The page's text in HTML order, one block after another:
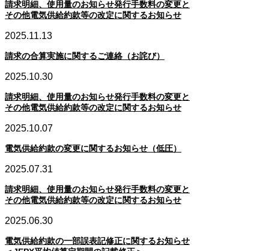
請求明細、使用量のお知らせ発行手数料の変更と
その他電気供給約款等の改定に関するお知らせ
2025.11.13
請求の合算実施に関するご連絡（お詫び）
2025.10.30
請求明細、使用量のお知らせ発行手数料の変更と
その他電気供給約款等の改定に関するお知らせ
2025.10.07
電気供給約款の変更に関するお知らせ（低圧）
2025.07.31
請求明細、使用量のお知らせ発行手数料の変更と
その他電気供給約款等の改定に関するお知らせ
2025.06.30
電気供給約款の一部誤表記修正に関するお知らせ